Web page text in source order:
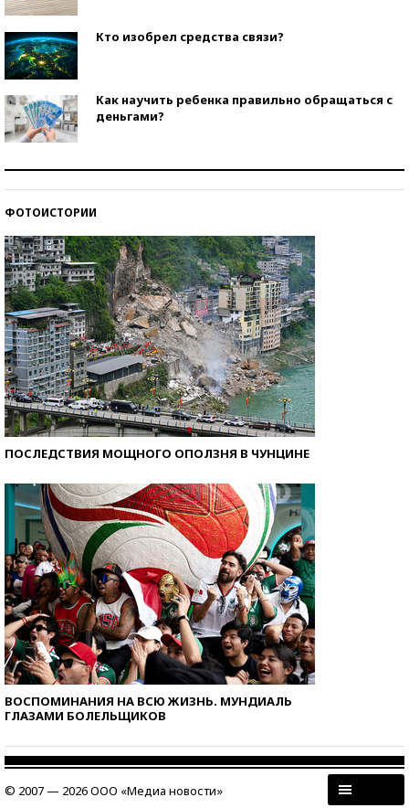
Кто изобрел средства связи?
Как научить ребенка правильно обращаться с
деньгами?
ФОТОИСТОРИИ
ПОСЛЕДСТВИЯ МОЩНОГО ОПОЛЗНЯ В ЧУНЦИНЕ
ВОСПОМИНАНИЯ НА ВСЮ ЖИЗНЬ. МУНДИАЛЬ
ГЛАЗАМИ БОЛЕЛЬЩИКОВ
© 2007 — 2026 ООО «Медиа новости»